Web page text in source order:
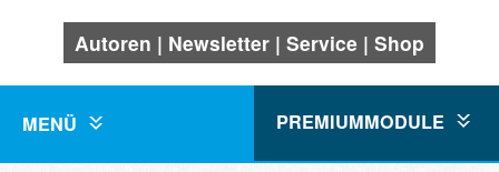
Autoren Newsletter Service Shop
MENÜ PREMIUMMODULE